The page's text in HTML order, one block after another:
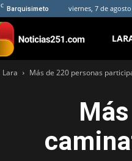
C Barquisimeto viernes, 7 de
Lara Más de 220 personas